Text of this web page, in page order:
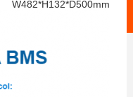
W482*H132*D500mm